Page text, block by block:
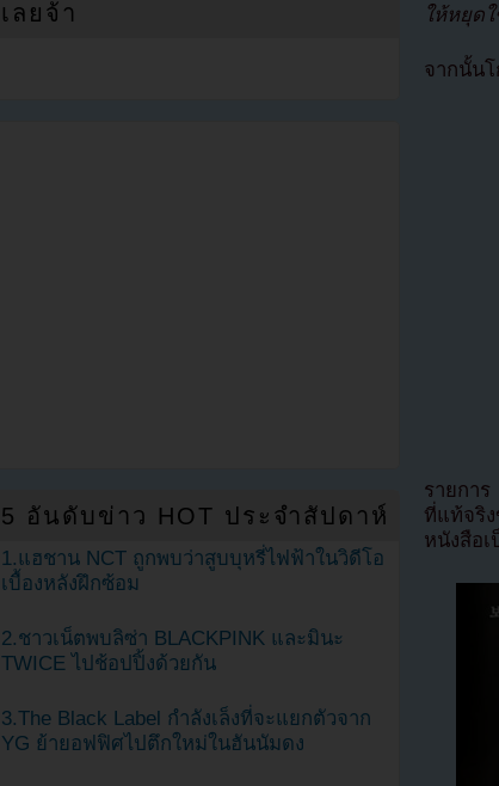
ให้หยุด
จากนั้นโ
รายกา
ที่แท้จริ
หนังสือ
เลยจ้า
5 อันดับข่าว HOT ประจำสัปดาห์
1.แฮชาน NCT ถูกพบว่าสูบบุหรี่ไฟฟ้าในวิดีโอ
เบื้องหลังฝึกซ้อม
2.ชาวเน็ตพบลิซ่า BLACKPINK และมินะ
TWICE ไปช้อปปิ้งด้วยกัน
3.The Black Label กำลังเล็งที่จะแยกตัวจาก
YG ย้ายอฟฟิศไปตึกใหม่ในฮันนัมดง